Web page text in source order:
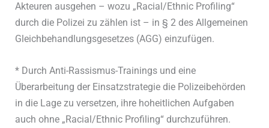
Akteuren ausgehen – wozu „Racial/Ethnic Profiling“
durch die Polizei zu zählen ist – in § 2 des Allgemeinen
Gleichbehandlungsgesetzes (AGG) einzufügen.
* Durch Anti-Rassismus-Trainings und eine
Überarbeitung der Einsatzstrategie die Polizeibehörden
in die Lage zu versetzen, ihre hoheitlichen Aufgaben
auch ohne „Racial/Ethnic Profiling“ durchzuführen.